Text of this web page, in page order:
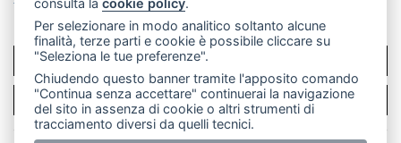
SCRIVICI
PER LA TUA PUBBLICITÀ
consulta lacookie policy.
Per selezionare in modo analitico soltanto alcune
finalità, terze parti e cookie è possibile cliccare su
"Seleziona le tue preferenze".
Chiudendo questo banner tramite l'apposito comando
"Continua senza accettare" continuerai la navigazione
del sito in assenza di cookie o altri strumenti di
tracciamento diversi da quelli tecnici.